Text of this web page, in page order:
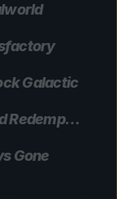
Galactic
Red Dead Redemption 2
Gone